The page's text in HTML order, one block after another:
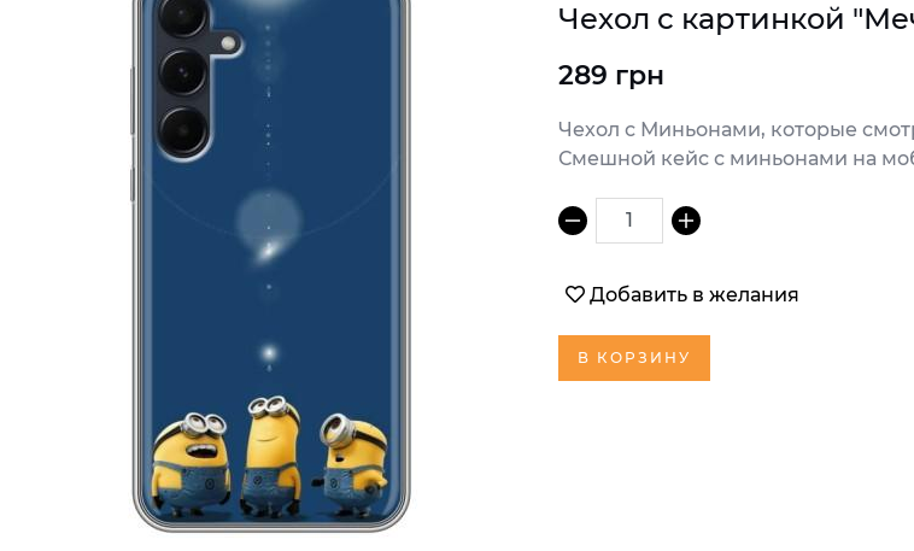
Чехол с картинкой
289 грн
Чехол с Миньонами, которые
Смешной кейс с миньонами на
1
Добавить в желания
В КОРЗИНУ